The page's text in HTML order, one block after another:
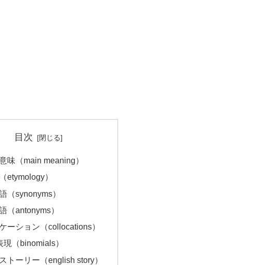
目次
味（main meaning）
etymology）
（synonyms）
（antonyms）
ーション（collocations）
現（binomials）
トーリー（english story）